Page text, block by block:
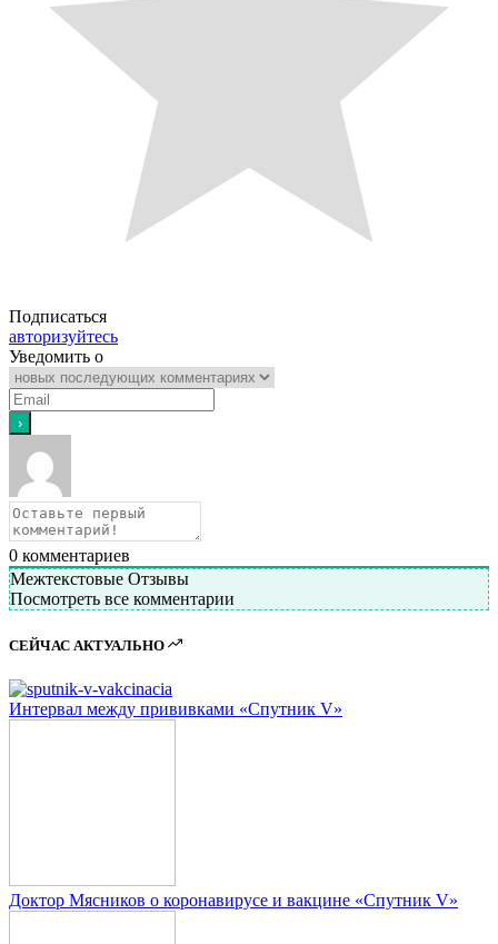
Подписаться
авторизуйтесь
Уведомить о
0 комментариев
Межтекстовые Отзывы
Посмотреть все комментарии
СЕЙЧАС АКТУАЛЬНО
Интервал между прививками «Спутник V»
Доктор Мясников о коронавирусе и вакцине «Спутник V»